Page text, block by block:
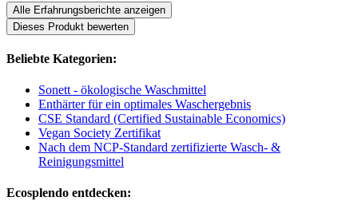
Alle Erfahrungsberichte anzeigen
Dieses Produkt bewerten
Beliebte Kategorien:
Sonett - ökologische Waschmittel
Enthärter für ein optimales Waschergebnis
CSE Standard (Certified Sustainable Economics)
Vegan Society Zertifikat
Nach dem NCP-Standard zertifizierte Wasch- &
Reinigungsmittel
Ecosplendo entdecken: